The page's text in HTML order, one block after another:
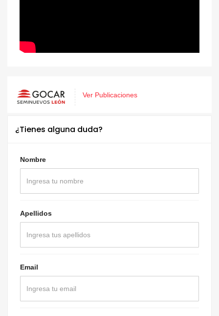
Ver Publicaciones
¿Tienes alguna duda?
Nombre
Apellidos
Email